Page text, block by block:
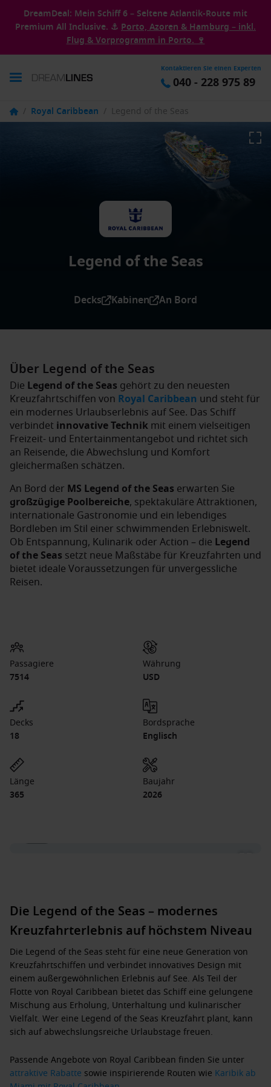
DreamDeal: Mein Schiff 6 – Seltene Atlantik-Route mit
Premium All Inclusive. ⚓ Porto, Azoren & Hamburg – inkl.
Flug & Vorprogramm in Porto. 🍷
Kontaktieren Sie einen Experten
040 - 228 975 89
/ Royal Caribbean / Legend of the Seas
Legend of the Seas
Decks Kabinen An Bord
Über Legend of the Seas
Die Legend of the Seas gehört zu den neuesten
Kreuzfahrtschiffen von Royal Caribbean und steht für
ein modernes Urlaubserlebnis auf See. Das Schiff
verbindet innovative Technik mit einem vielseitigen
Freizeit- und Entertainmentangebot und richtet sich
an Reisende, die Abwechslung und Komfort
gleichermaßen schätzen.
An Bord der MS Legend of the Seas erwarten Sie
großzügige Poolbereiche, spektakuläre Attraktionen,
internationale Gastronomie und ein lebendiges
Bordleben im Stil einer schwimmenden Erlebniswelt.
Ob Entspannung, Kulinarik oder Action – die Legend
of the Seas setzt neue Maßstäbe für Kreuzfahrten und
bietet ideale Voraussetzungen für unvergessliche
Reisen.
Passagiere
7514
Währung
USD
Decks
18
Bordsprache
Englisch
Länge
365
Baujahr
2026
Die Legend of the Seas – modernes
Kreuzfahrterlebnis auf höchstem Niveau
Die Legend of the Seas steht für eine neue Generation von
Kreuzfahrtschiffen und verbindet innovatives Design mit
einem außergewöhnlichen Erlebnis auf See. Als Teil der
Flotte von Royal Caribbean bietet das Schiff eine gelungene
Mischung aus Erholung, Unterhaltung und kulinarischer
Vielfalt. Wer eine Legend of the Seas Kreuzfahrt plant, kann
sich auf abwechslungsreiche Urlaubstage freuen.
Passende Angebote von Royal Caribbean finden Sie unter
attraktive Rabatte sowie inspirierende Routen wie Karibik ab